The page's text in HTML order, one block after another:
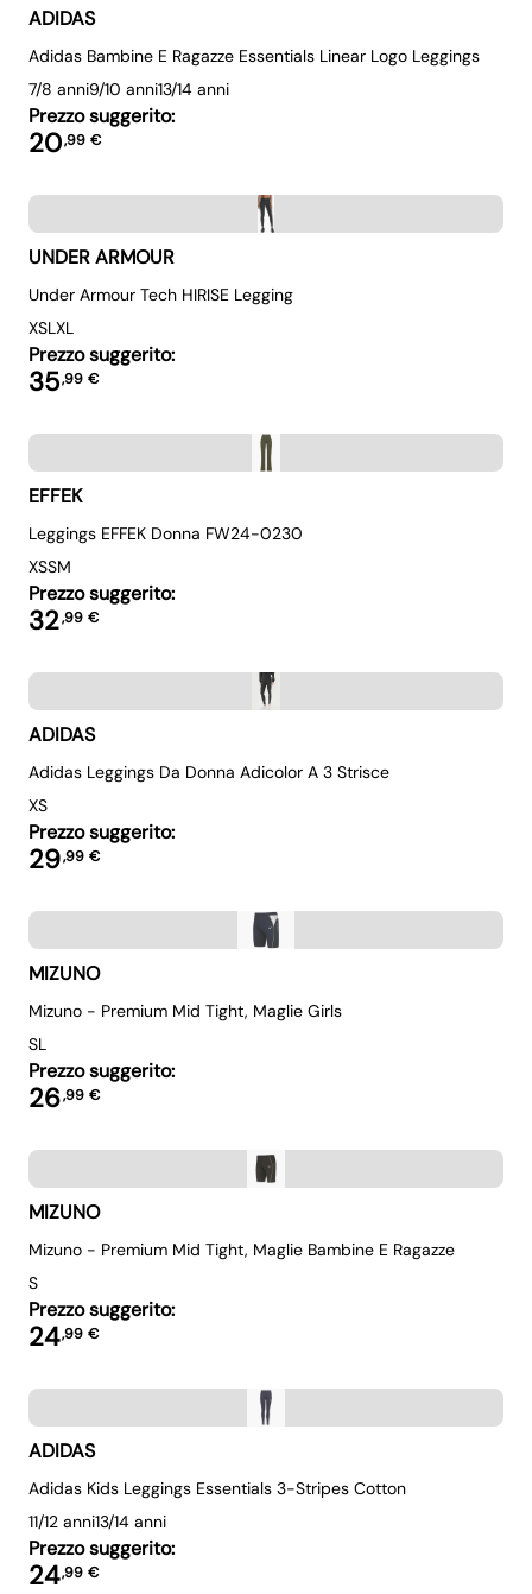
ADIDAS
Adidas Bambine E Ragazze Essentials Linear Logo Leggings
7/8 anni9/10 anni13/14 anni
Prezzo suggerito:
20,99 €
UNDER ARMOUR
Under Armour Tech HIRISE Legging
XSLXL
Prezzo suggerito:
35,99 €
EFFEK
Leggings EFFEK Donna FW24-0230
XSSM
Prezzo suggerito:
32,99 €
ADIDAS
Adidas Leggings Da Donna Adicolor A 3 Strisce
XS
Prezzo suggerito:
29,99 €
MIZUNO
Mizuno - Premium Mid Tight, Maglie Girls
SL
Prezzo suggerito:
26,99 €
MIZUNO
Mizuno - Premium Mid Tight, Maglie Bambine E Ragazze
S
Prezzo suggerito:
24,99 €
ADIDAS
Adidas Kids Leggings Essentials 3-Stripes Cotton
11/12 anni13/14 anni
Prezzo suggerito:
24,99 €